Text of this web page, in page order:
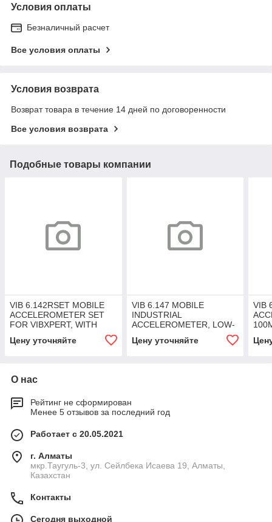
Условия оплаты
Безналичный расчет
Все условия оплаты
Условия возврата
Возврат товара в течение 14 дней по договоренности
Все условия возврата
Подобные товары компании
VIB 6.142RSET MOBILE
ACCELEROMETER SET
FOR VIBXPERT, WITH
Цену уточняйте
VIB 6.147 MOBILE
INDUSTRIAL
ACCELEROMETER, LOW-
Цену уточняйте
VIB
О нас
Рейтинг не сформирован
Менее 5 отзывов за последний год
Работает с 20.05.2021
г. Алматы
мкр.Таугуль-3, ул. Сейлбека Исаева 19, Алматы,
Казахстан
Контакты
Сегодня выходной